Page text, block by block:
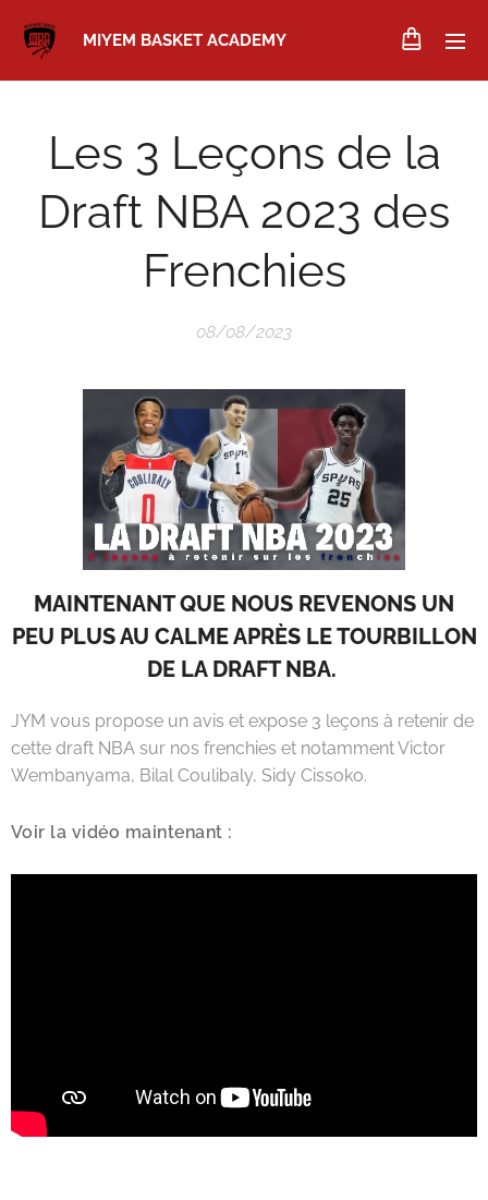
MIYEM BASKET ACADEMY
Les 3 Leçons de la
Draft NBA 2023 des
Frenchies
08/08/2023
MAINTENANT QUE NOUS REVENONS UN
PEU PLUS AU CALME APRÈS LE TOURBILLON
DE LA DRAFT NBA.
JYM vous propose un avis et expose 3 leçons à retenir de
cette draft NBA sur nos frenchies et notamment Victor
Wembanyama, Bilal Coulibaly, Sidy Cissoko.
Voir la vidéo maintenant :